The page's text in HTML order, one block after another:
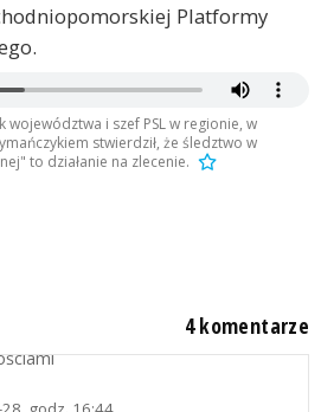
Platformy
województwa i szef PSL w regionie, w
stwierdził, że śledztwo w
to działanie na zlecenie.
4 komentarze
09-28, godz. 14:24
korupcjogenne są apolityczne,
okaże się za parę lat, jak to jest z